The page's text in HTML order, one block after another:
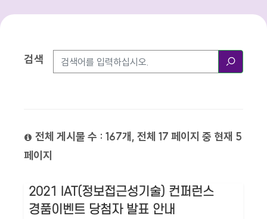
검색방법
검색
전체 게시물 수 : 167개, 전체 17 페이지 중 현재 5
페이지
2021 IAT(정보접근성기술) 컨퍼런스
경품이벤트 당첨자 발표 안내